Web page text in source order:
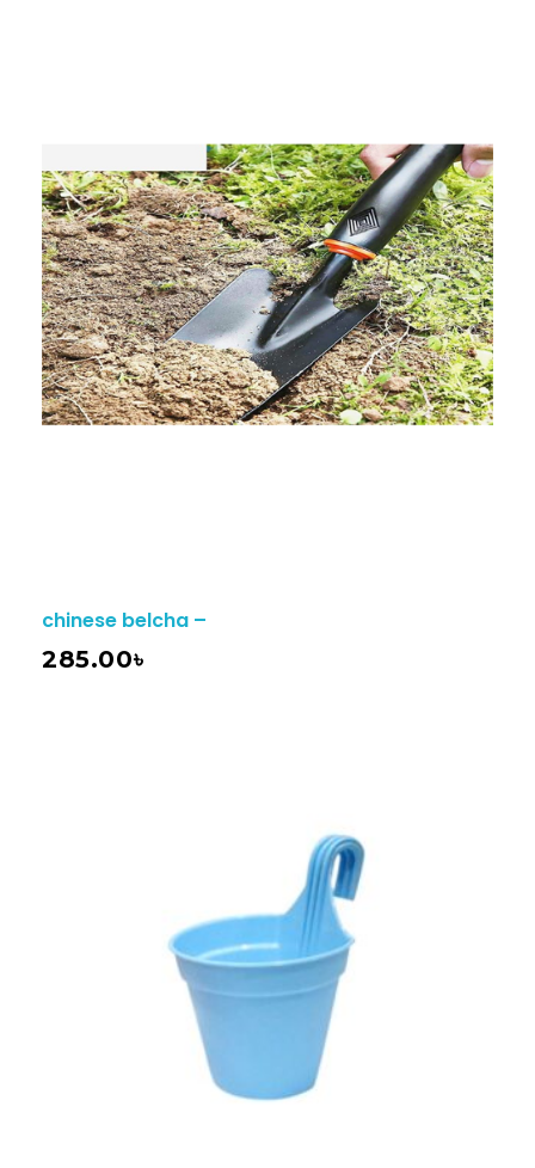
chinese belcha –
285.00৳